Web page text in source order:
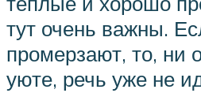
тут очень важны.
промерзают, то, ни
уюте, речь уже не